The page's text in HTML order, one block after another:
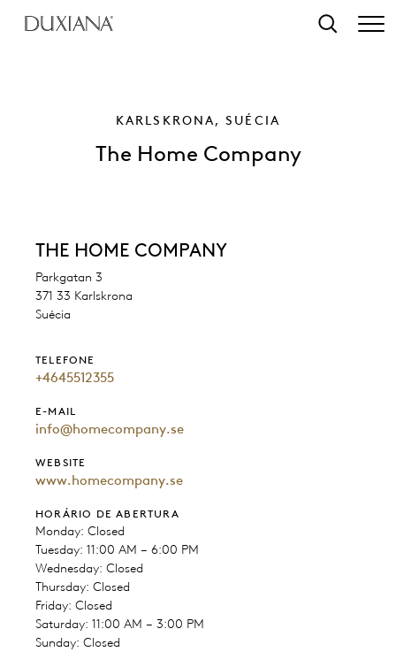
Pesquisar
KARLSKRONA, SUÉCIA
The Home Company
THE HOME COMPANY
Parkgatan 3
371 33 Karlskrona
Suécia
TELEFONE
+4645512355
E-MAIL
info@homecompany.se
WEBSITE
www.homecompany.se
HORÁRIO DE ABERTURA
Monday: Closed
Tuesday: 11:00 AM – 6:00 PM
Wednesday: Closed
Thursday: Closed
Friday: Closed
Saturday: 11:00 AM – 3:00 PM
Sunday: Closed